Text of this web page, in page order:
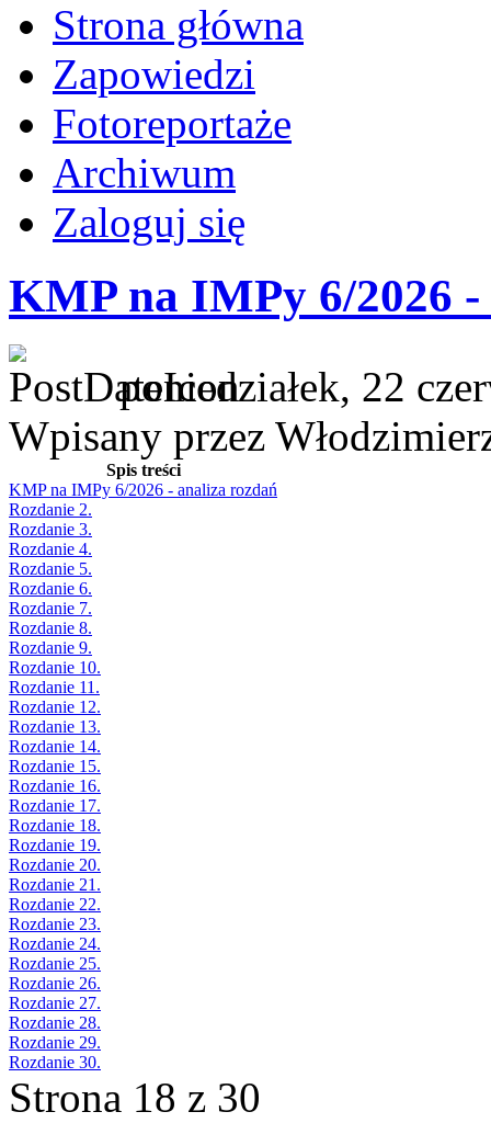
Strona główna
Zapowiedzi
Fotoreportaże
Archiwum
Zaloguj się
KMP na IMPy 6/2026
poniedziałek, 22
Wpisany przez
Spis treści
KMP na IMPy 6/2026 - analiza rozdań
Rozdanie 2.
Rozdanie 3.
Rozdanie 4.
Rozdanie 5.
Rozdanie 6.
Rozdanie 7.
Rozdanie 8.
Rozdanie 9.
Rozdanie 10.
Rozdanie 11.
Rozdanie 12.
Rozdanie 13.
Rozdanie 14.
Rozdanie 15.
Rozdanie 16.
Rozdanie 17.
Rozdanie 18.
Rozdanie 19.
Rozdanie 20.
Rozdanie 21.
Rozdanie 22.
Rozdanie 23.
Rozdanie 24.
Rozdanie 25.
Rozdanie 26.
Rozdanie 27.
Rozdanie 28.
Rozdanie 29.
Rozdanie 30.
Strona 18 z 30